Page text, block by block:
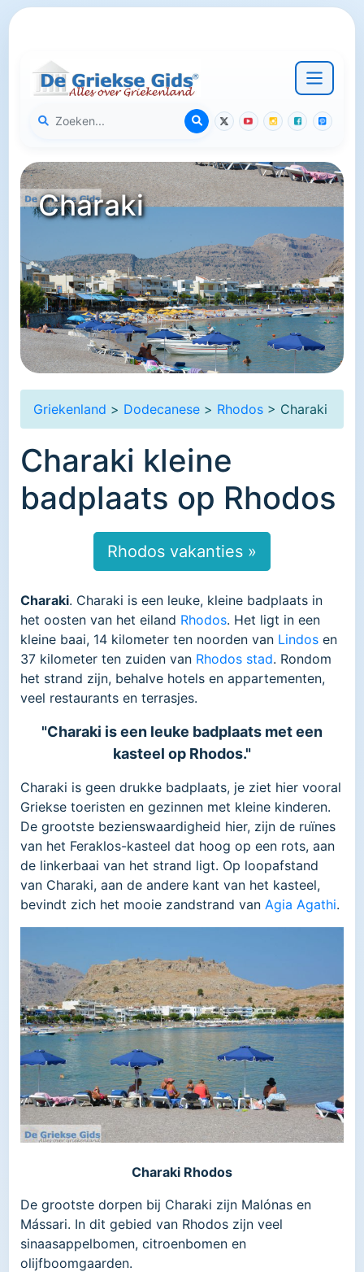
Charaki
Griekenland > Dodecanese > Rhodos > Charaki
Charaki kleine
badplaats op Rhodos
Rhodos vakanties »
Charaki. Charaki is een leuke, kleine badplaats in
het oosten van het eiland Rhodos. Het ligt in een
kleine baai, 14 kilometer ten noorden van Lindos en
37 kilometer ten zuiden van Rhodos stad. Rondom
het strand zijn, behalve hotels en appartementen,
veel restaurants en terrasjes.
"Charaki is een leuke badplaats met een
kasteel op Rhodos."
Charaki is geen drukke badplaats, je ziet hier vooral
Griekse toeristen en gezinnen met kleine kinderen.
De grootste bezienswaardigheid hier, zijn de ruïnes
van het Feraklos-kasteel dat hoog op een rots, aan
de linkerbaai van het strand ligt. Op loopafstand
van Charaki, aan de andere kant van het kasteel,
bevindt zich het mooie zandstrand van Agia Agathi.
Charaki Rhodos
De grootste dorpen bij Charaki zijn Malónas en
Mássari. In dit gebied van Rhodos zijn veel
sinaasappelbomen, citroenbomen en
olijfboomgaarden.